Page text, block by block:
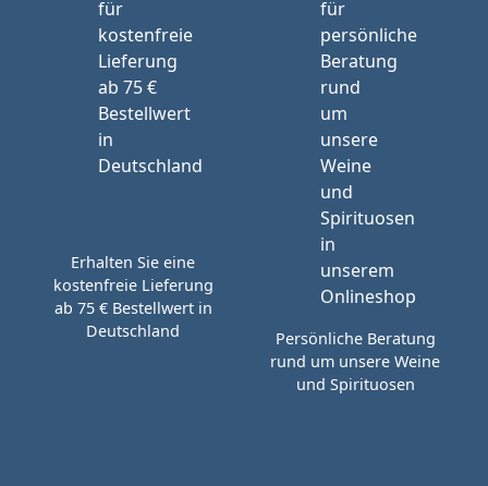
Erhalten Sie eine
kostenfreie Lieferung
ab 75 € Bestellwert in
Deutschland
Persönliche Beratung
rund um unsere Weine
und Spirituosen